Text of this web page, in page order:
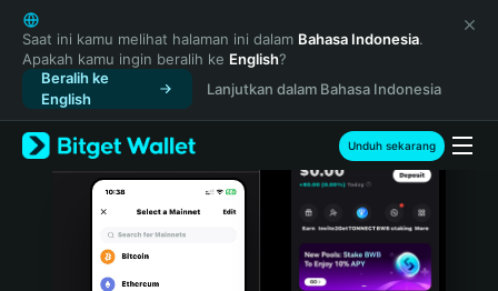
English
日本語
Tiếng Việt
Русский
Español (Latinoamérica)
Türkçe
Italiano
Saat ini kamu melihat halaman ini dalam Bahasa Indonesia.
Apakah kamu ingin beralih ke English?
Beralih ke
English
Lanjutkan dalam Bahasa Indonesia
Unduh sekarang